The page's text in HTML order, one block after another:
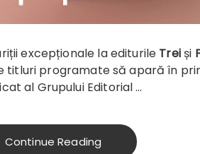
excepționale la editurile Trei și
titluri programate să apară în
al Grupului Editorial …
Continue Reading